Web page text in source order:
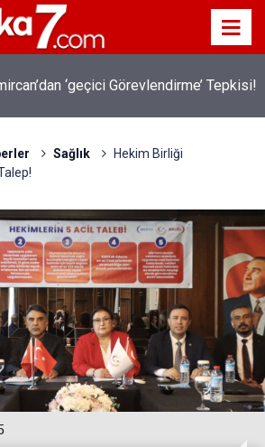
‘geçici Görevlendirme’ Tepkisi!
Sağlık
Hekim Birliği